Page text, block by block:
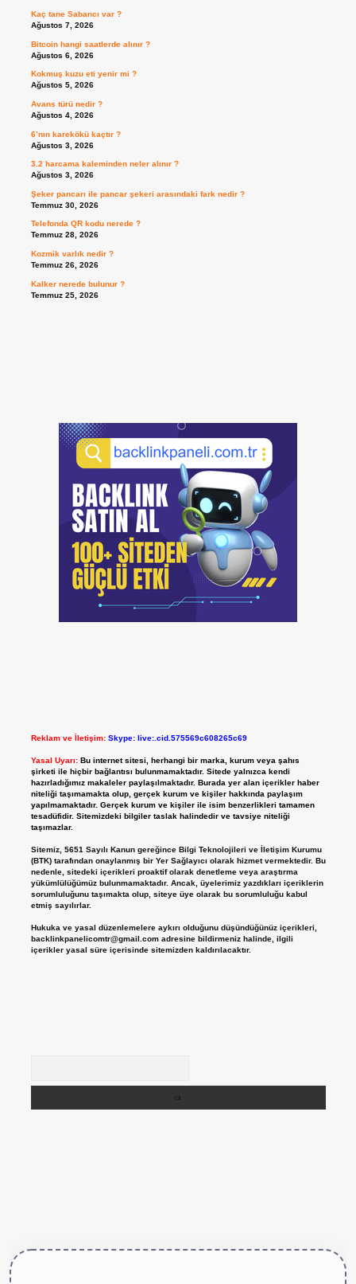
Kaç tane Sabancı var ?
Ağustos 7, 2026
Bitcoin hangi saatlerde alınır ?
Ağustos 6, 2026
Kokmuş kuzu eti yenir mi ?
Ağustos 5, 2026
Avans türü nedir ?
Ağustos 4, 2026
6’nın karekökü kaçtır ?
Ağustos 3, 2026
3.2 harcama kaleminden neler alınır ?
Ağustos 3, 2026
Şeker pancarı ile pancar şekeri arasındaki fark nedir ?
Temmuz 30, 2026
Telefonda QR kodu nerede ?
Temmuz 28, 2026
Kozmik varlık nedir ?
Temmuz 26, 2026
Kalker nerede bulunur ?
Temmuz 25, 2026
Reklam ve İletişim: Skype: live:.cid.575569c608265c69
Yasal Uyarı: Bu internet sitesi, herhangi bir marka, kurum veya şahıs
şirketi ile hiçbir bağlantısı bulunmamaktadır. Sitede yalnızca kendi
hazırladığımız makaleler paylaşılmaktadır. Burada yer alan içerikler haber
niteliği taşımamakta olup, gerçek kurum ve kişiler hakkında paylaşım
yapılmamaktadır. Gerçek kurum ve kişiler ile isim benzerlikleri tamamen
tesadüfidir. Sitemizdeki bilgiler taslak halindedir ve tavsiye niteliği
taşımazlar.
Sitemiz, 5651 Sayılı Kanun gereğince Bilgi Teknolojileri ve İletişim Kurumu
(BTK) tarafından onaylanmış bir Yer Sağlayıcı olarak hizmet vermektedir. Bu
nedenle, sitedeki içerikleri proaktif olarak denetleme veya araştırma
yükümlülüğümüz bulunmamaktadır. Ancak, üyelerimiz yazdıkları içeriklerin
sorumluluğunu taşımakta olup, siteye üye olarak bu sorumluluğu kabul
etmiş sayılırlar.
Hukuka ve yasal düzenlemelere aykırı olduğunu düşündüğünüz içerikleri,
backlinkpanelicomtr@gmail.comadresine bildirmeniz halinde, ilgili
içerikler yasal süre içerisinde sitemizden kaldırılacaktır.